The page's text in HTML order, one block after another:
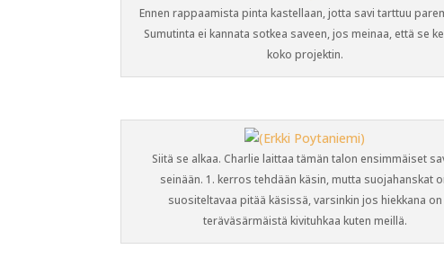
Ennen rappaamista pinta kastellaan, jotta savi tarttuu
Sumutinta ei kannata sotkea saveen, jos meinaa, että se
koko projektin.
Siitä se alkaa. Charlie laittaa tämän talon ensimmäiset
seinään. 1. kerros tehdään käsin, mutta suojahanskat
suositeltavaa pitää käsissä, varsinkin jos hiekkana on
teräväsärmäistä kivituhkaa kuten meillä.